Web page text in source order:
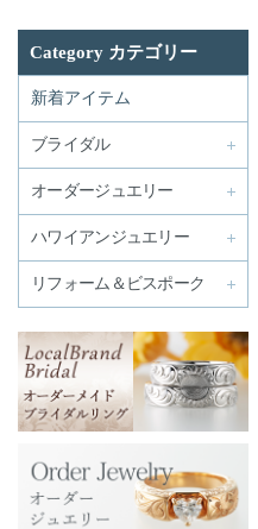
Category カテゴリー
新着アイテム
ブライダル
オーダージュエリー
ハワイアンジュエリー
リフォーム＆ビスポーク